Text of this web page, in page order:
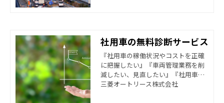
社用車の無料診断サービス
『社用車の稼働状況やコストを正確
に把握したい』『車両管理業務を削
減したい、見直したい』『社用車の
「脱炭素化」を検討したいが、何か
三菱オートリース株式会社